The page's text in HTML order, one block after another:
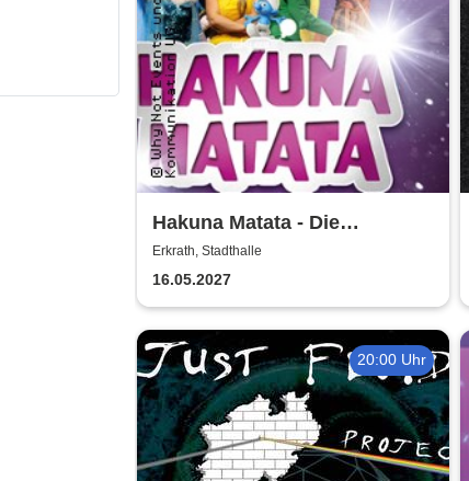
Hakuna Matata - Die
einzigartige große
Kindermusical-Gala
Erkrath, Stadthalle
16.05.2027
20:00 Uhr